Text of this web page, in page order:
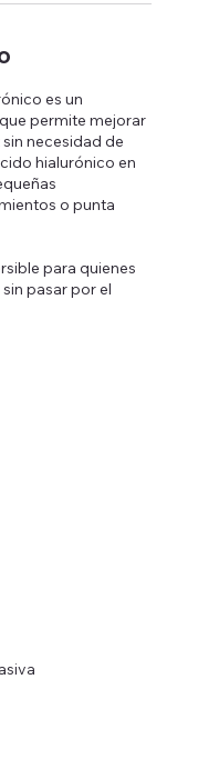
es un
permite mejorar
necesidad de
hialurónico en
o punta
para quienes
pasar por el